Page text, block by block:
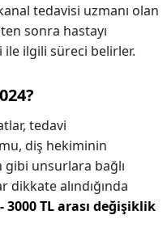
tedavisi uzmanı olan
sonra hastayı
ile ilgili süreci belirler.
tedavi
diş hekiminin
gibi unsurlara bağlı
alındığında
TL arası değişiklik